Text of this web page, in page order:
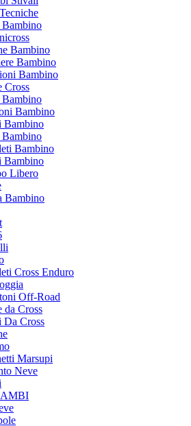
Bambino
Bambino
Bambino
Cross
Bambino
Bambino
Bambino
Bambino
Bambino
Libero
Bambino
Cross Enduro
Off-Road
da Cross
Da Cross
Marsupi
Neve